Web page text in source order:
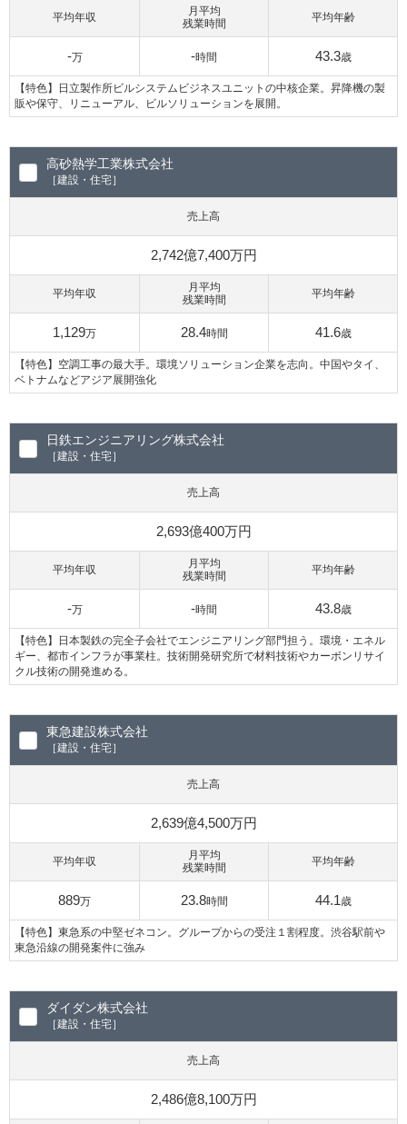
平均年収
-万
月平均
残業時間
-時間
平均年齢
43.3歳
【特色】日立製作所ビルシステムビジネスユニットの中核企業。昇降機の製
販や保守、リニューアル、ビルソリューションを展開。
高砂熱学工業株式会社
［建設・住宅］
売上高
2,742億7,400万円
平均年収
1,129万
月平均
残業時間
28.4時間
平均年齢
41.6歳
【特色】空調工事の最大手。環境ソリューション企業を志向。中国やタイ、
ベトナムなどアジア展開強化
日鉄エンジニアリング株式会社
［建設・住宅］
売上高
2,693億400万円
平均年収
-万
月平均
残業時間
-時間
平均年齢
43.8歳
【特色】日本製鉄の完全子会社でエンジニアリング部門担う。環境・エネル
ギー、都市インフラが事業柱。技術開発研究所で材料技術やカーボンリサイ
クル技術の開発進める。
東急建設株式会社
［建設・住宅］
売上高
2,639億4,500万円
平均年収
889万
月平均
残業時間
23.8時間
平均年齢
44.1歳
【特色】東急系の中堅ゼネコン。グループからの受注１割程度。渋谷駅前や
東急沿線の開発案件に強み
ダイダン株式会社
［建設・住宅］
売上高
2,486億8,100万円